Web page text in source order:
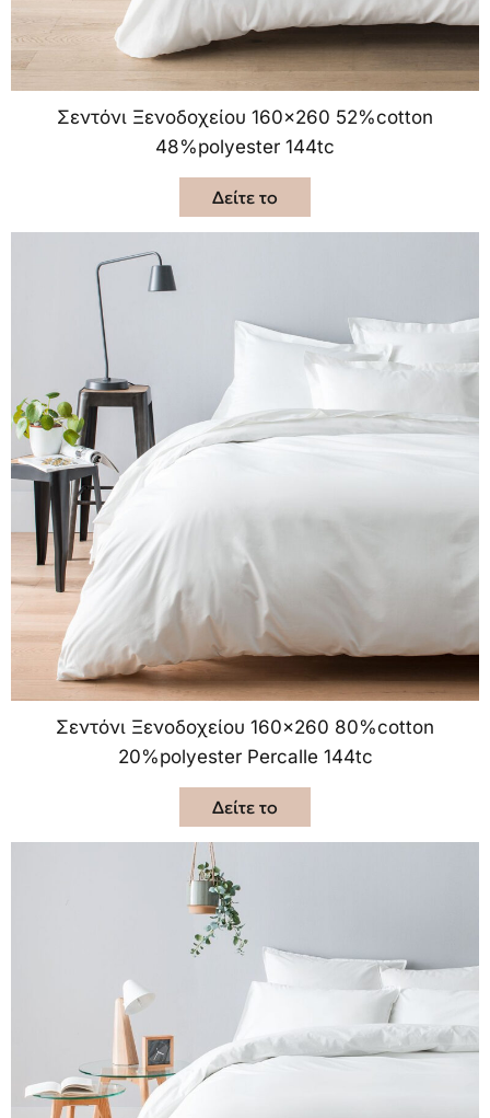
Σεντόνι Ξενοδοχείου 160×260 52%cotton
48%polyester 144tc
Δείτε το
Σεντόνι Ξενοδοχείου 160×260 80%cotton
20%polyester Percalle 144tc
Δείτε το